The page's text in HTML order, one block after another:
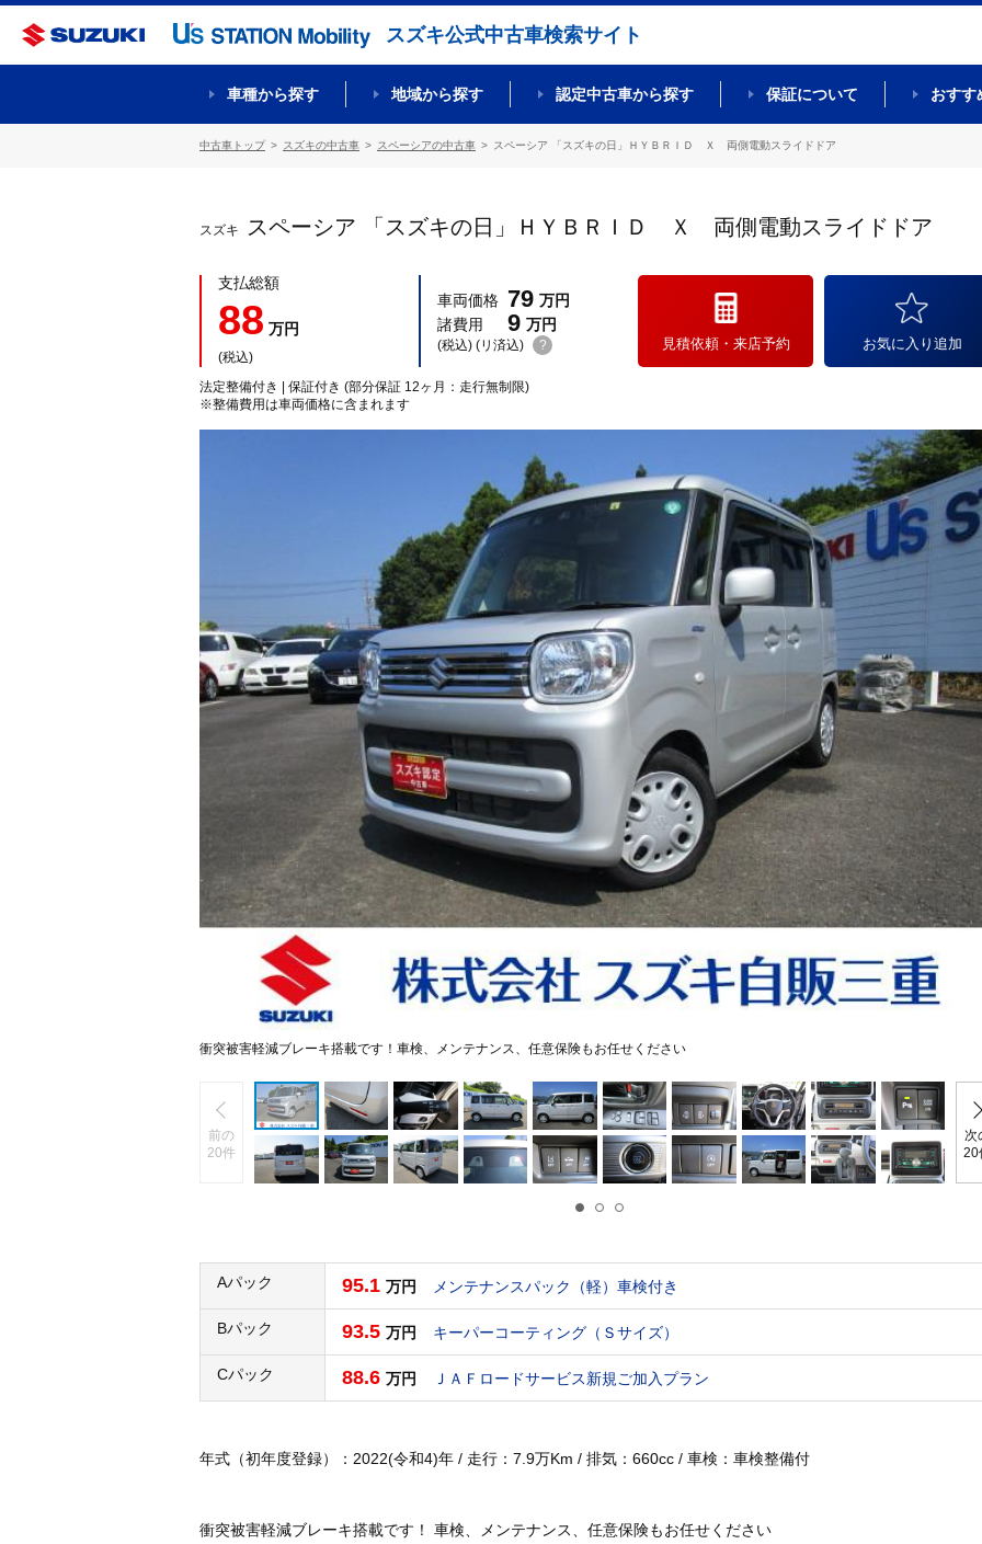
スズキ公式中古車検索サイト
車種から探す 地域から探す 認定中古車から探す 保証について おすす
中古車トップ スズキの中古車 スペーシアの中古車 スペーシア 「スズキの日」ＨＹＢＲＩＤ Ｘ 両側電動スライドドア
スズキ スペーシア 「スズキの日」ＨＹＢＲＩＤ Ｘ 両側電動スライドドア
支払総額
88 万円
(税込)
車両価格 79 万円
諸費用
9 万円
(税込) (リ済込) ?
法定整備付き | 保証付き (部分保証 12ヶ月：走行無制限)
※整備費用は車両価格に含まれます
見積依頼・来店予約 お気に入り追加
衝突被害軽減ブレーキ搭載です！車検、メンテナンス、任意保険もお任せください
前の
20件
次
20
Aパック 95.1 万円 メンテナンスパック（軽）車検付き
Bパック 93.5 万円 キーパーコーティング（Ｓサイズ）
Cパック 88.6 万円 ＪＡＦロードサービス新規ご加入プラン
年式（初年度登録）：2022(令和4)年 / 走行：7.9万Km / 排気：660cc / 車検：車検整備付
衝突被害軽減ブレーキ搭載です！ 車検、メンテナンス、任意保険もお任せください